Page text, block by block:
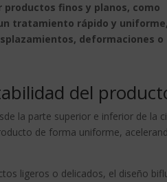
productos finos y planos, como
tratamiento rápido y uniforme,
deformaciones o
del
la parte superior e inferior de la
de forma uniforme,
ligeros o delicados, el diseño